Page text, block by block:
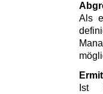
Als
Ist